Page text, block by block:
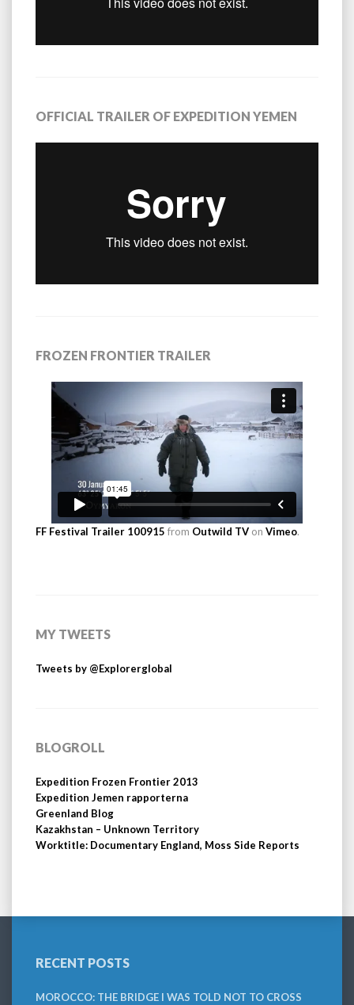
OFFICIAL TRAILER OF EXPEDITION YEMEN
FROZEN FRONTIER TRAILER
FF Festival Trailer 100915 from Outwild TV on Vimeo.
MY TWEETS
Tweets by @Explorerglobal
BLOGROLL
Expedition Frozen Frontier 2013
Expedition Jemen rapporterna
Greenland Blog
Kazakhstan – Unknown Territory
Worktitle: Documentary England, Moss Side Reports
RECENT POSTS
MOROCCO: THE BRIDGE I WAS TOLD NOT TO CROSS